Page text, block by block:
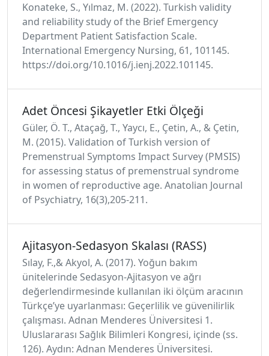
Konateke, S., Yılmaz, M. (2022). Turkish validity
and reliability study of the Brief Emergency
Department Patient Satisfaction Scale.
International Emergency Nursing, 61, 101145.
https://doi.org/10.1016/j.ienj.2022.101145.
Adet Öncesi Şikayetler Etki Ölçeği
Güler, Ö. T., Ataçağ, T., Yaycı, E., Çetin, A., & Çetin,
M. (2015). Validation of Turkish version of
Premenstrual Symptoms Impact Survey (PMSIS)
for assessing status of premenstrual syndrome
in women of reproductive age. Anatolian Journal
of Psychiatry, 16(3),205-211.
Ajitasyon-Sedasyon Skalası (RASS)
Sılay, F.,& Akyol, A. (2017). Yoğun bakım
ünitelerinde Sedasyon-Ajitasyon ve ağrı
değerlendirmesinde kullanılan iki ölçüm aracının
Türkçe’ye uyarlanması: Geçerlilik ve güvenilirlik
çalışması. Adnan Menderes Üniversitesi 1.
Uluslararası Sağlık Bilimleri Kongresi, içinde (ss.
126). Aydın: Adnan Menderes Üniversitesi.